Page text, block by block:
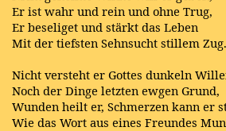
Er ist wahr und rein und ohne Trug,
Er beseliget und stärkt das Leben
Mit der tiefsten Sehnsucht stillem Zug.
Nicht versteht er Gottes dunkeln
Noch der Dinge letzten ewgen Grund,
Wunden heilt er, Schmerzen kann er
Wie das Wort aus eines Freundes